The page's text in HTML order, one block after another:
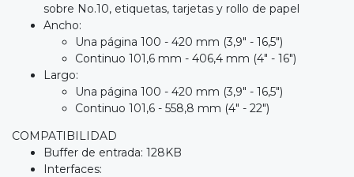
sobre No.10, etiquetas, tarjetas y rollo de papel
Ancho:
Una página 100 - 420 mm (3,9" - 16,5")
Continuo 101,6 mm - 406,4 mm (4" - 16")
Largo:
Una página 100 - 420 mm (3,9" - 16,5")
Continuo 101,6 - 558,8 mm (4" - 22")
COMPATIBILIDAD
Buffer de entrada: 128KB
Interfaces: